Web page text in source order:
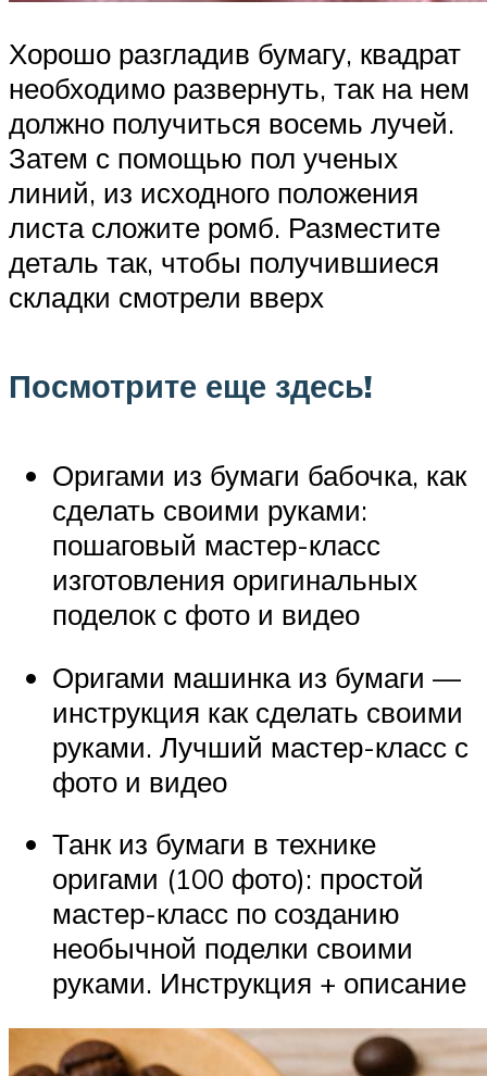
Хорошо разгладив бумагу, квадрат
необходимо развернуть, так на нем
должно получиться восемь лучей.
Затем с помощью пол ученых
линий, из исходного положения
листа сложите ромб. Разместите
деталь так, чтобы получившиеся
складки смотрели вверх
Посмотрите еще здесь!
Оригами из бумаги бабочка, как
сделать своими руками:
пошаговый мастер-класс
изготовления оригинальных
поделок с фото и видео
Оригами машинка из бумаги —
инструкция как сделать своими
руками. Лучший мастер-класс с
фото и видео
Танк из бумаги в технике
оригами (100 фото): простой
мастер-класс по созданию
необычной поделки своими
руками. Инструкция + описание